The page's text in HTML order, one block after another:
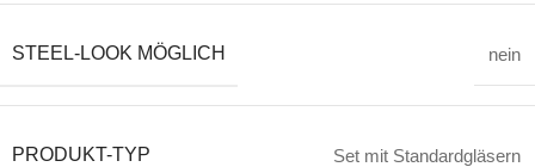
STEEL-LOOK MÖGLICH nein
PRODUKT-TYP Set mit Standardgläsern